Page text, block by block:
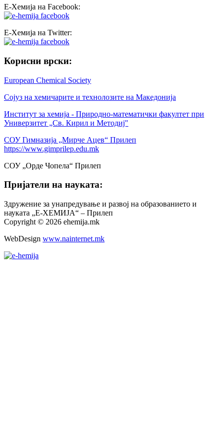
Е-Хемија на Facebook:
Е-Хемија на Twitter:
Корисни врски:
European Chemical Society
Сојуз на хемичарите и технолозите на Македонија
Институт за хемија - Природно-математички факултет при
Универзитет „Св. Кирил и Методиј"
СОУ Гимназија „Мирче Ацев“ Прилеп
https://www.gimprilep.edu.mk
СОУ „Орде Чопела“ Прилеп
Пријатели на науката:
Здружение за унапредување и развој на образованието и
науката „Е-ХЕМИЈА“ – Прилеп
Copyright © 2026 ehemija.mk
WebDesign www.nainternet.mk